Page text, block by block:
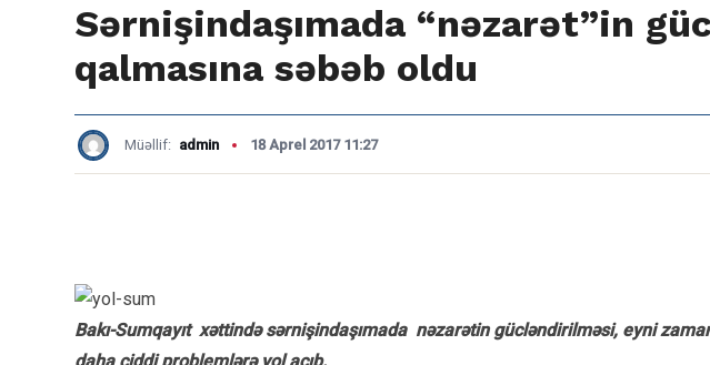
Sərnişindaşımada “nəzarət”in
qalmasına səbəb oldu
Müəllif: admin 18 Aprel 2017 11:27
Bakı-Sumqayıt xəttində sərnişindaşımada nəzarətin gücləndirilməsi, eyni